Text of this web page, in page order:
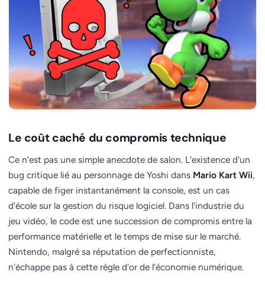
Le coût caché du compromis technique
Ce n'est pas une simple anecdote de salon. L'existence d'un
bug critique lié au personnage de Yoshi dans Mario Kart Wii,
capable de figer instantanément la console, est un cas
d'école sur la gestion du risque logiciel. Dans l'industrie du
jeu vidéo, le code est une succession de compromis entre la
performance matérielle et le temps de mise sur le marché.
Nintendo, malgré sa réputation de perfectionniste,
n'échappe pas à cette règle d'or de l'économie numérique.